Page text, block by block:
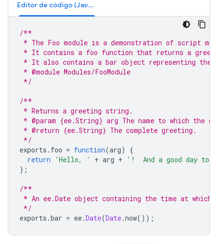
Editor de código (JavaScript)
/**
* The Foo module is a demonstration of script
* It contains a foo function that returns a
* It also contains a bar object representing the
* @module Modules/FooModule
*/
/**
* Returns a greeting string.
* @param {ee.String} arg The name to which the
* @return {ee.String} The complete greeting.
*/
exports . foo = function(arg)
{
return
'Hello, ' + arg +
'!  And a good day to
};
/**
* An ee.Date object containing the time at which
*/
exports .bar = ee.Date(Date.now());